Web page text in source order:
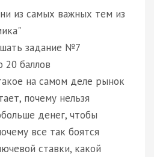
из самых важных тем из
задание №7
баллов
на самом деле рынок
почему нельзя
денег, чтобы
все так боятся
ставки, какой